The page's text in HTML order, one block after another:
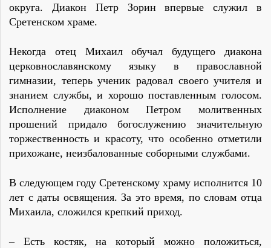
округа. Диакон Петр Зорин впервые служил в
Сретенском храме.
Некогда отец Михаил обучал будущего диакона
церковнославянскому языку в православной
гимназии, теперь ученик радовал своего учителя и
знанием службы, и хорошо поставленным голосом.
Исполнение диаконом Петром молитвенных
прошений придало богослужению значительную
торжественность и красоту, что особенно отметили
прихожане, неизбалованные соборными службами.
В следующем году Сретенскому храму исполнится 10
лет с даты освящения. За это время, по словам отца
Михаила, сложился крепкий приход.
– Есть костяк, на который можно положиться,